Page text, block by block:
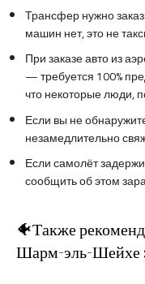
Трансфер нужно
машин нет, это не
При заказе авто из
— требуется 100%
что некоторые люди,
Если вы не
незамедлительно
Если самолёт
сообщить об этом
🐠Также
Шарм-эль-Шейхе